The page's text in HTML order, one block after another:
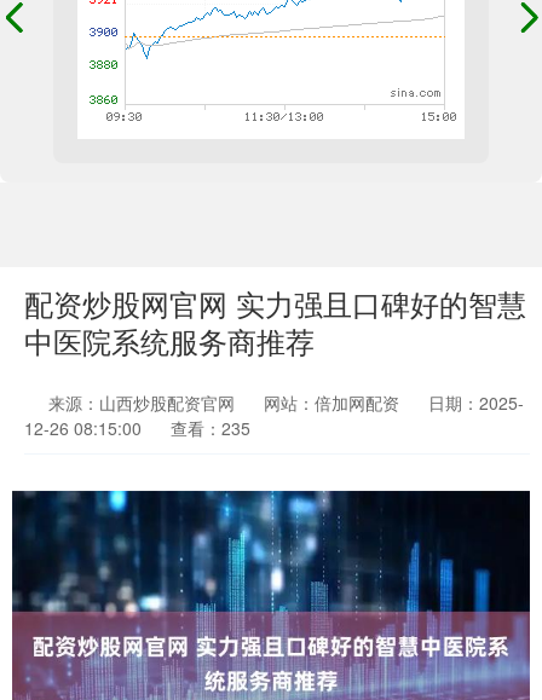
配资炒股网官网 实力强且口碑好的智慧
中医院系统服务商推荐
来源：山西炒股配资官网 网站：倍加网配资
日期：2025-
12-26 08:15:00
查看：235